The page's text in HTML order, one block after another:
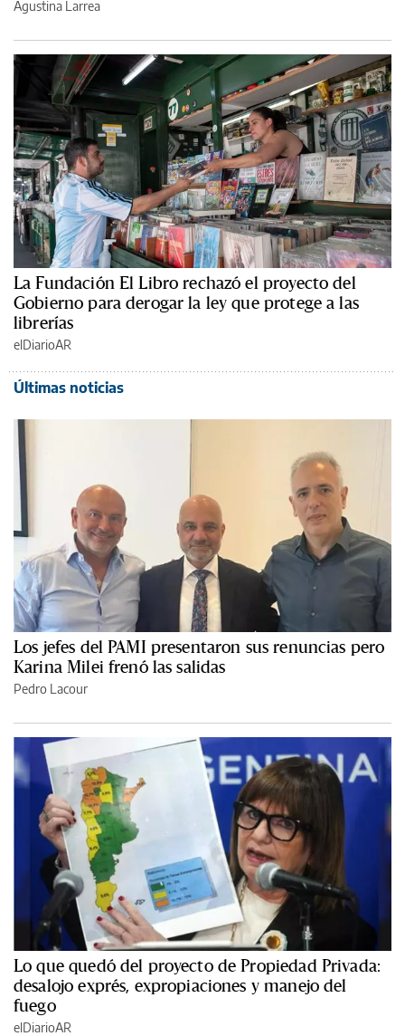
Agustina Larrea
La Fundación El Libro rechazó el proyecto del
Gobierno para derogar la ley que protege a las
librerías
elDiarioAR
Últimas noticias
Los jefes del PAMI presentaron sus renuncias pero
Karina Milei frenó las salidas
Pedro Lacour
Lo que quedó del proyecto de Propiedad Privada:
desalojo exprés, expropiaciones y manejo del
fuego
elDiarioAR